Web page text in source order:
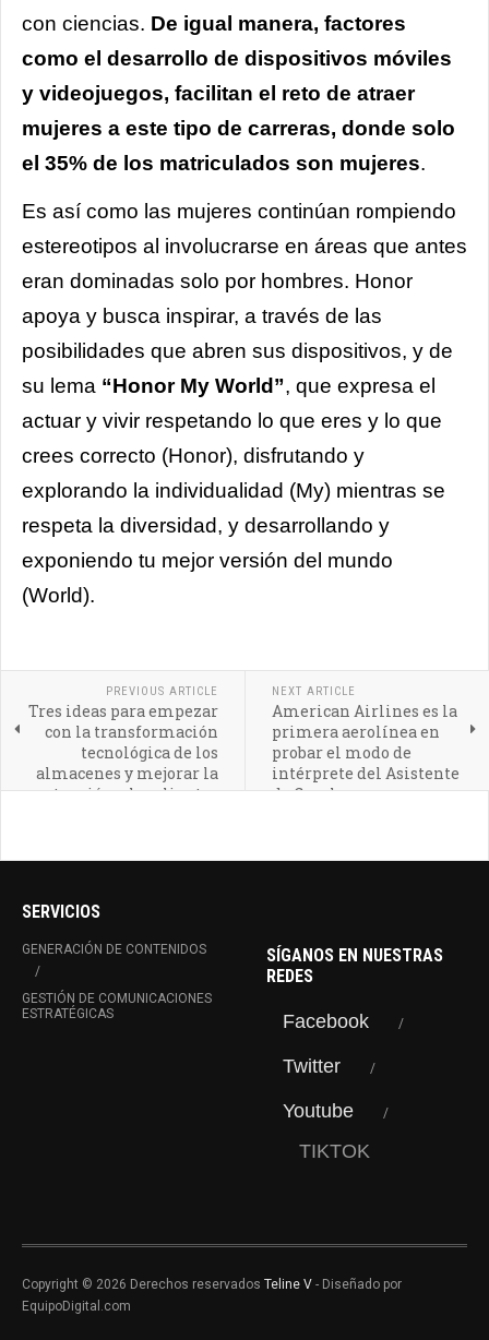
con ciencias. De igual manera, factores
como el desarrollo de dispositivos móviles
y videojuegos, facilitan el reto de atraer
mujeres a este tipo de carreras, donde solo
el 35% de los matriculados son mujeres.
Es así como las mujeres continúan rompiendo
estereotipos al involucrarse en áreas que antes
eran dominadas solo por hombres. Honor
apoya y busca inspirar, a través de las
posibilidades que abren sus dispositivos, y de
su lema “Honor My World”, que expresa el
actuar y vivir respetando lo que eres y lo que
crees correcto (Honor), disfrutando y
explorando la individualidad (My) mientras se
respeta la diversidad, y desarrollando y
exponiendo tu mejor versión del mundo
(World).
PREVIOUS ARTICLE
Tres ideas para empezar
con la transformación
tecnológica de los
almacenes y mejorar la
atención a los clientes
NEXT ARTICLE
American Airlines es la
primera aerolínea en
probar el modo de
intérprete del Asistente
de Google
SERVICIOS
GENERACIÓN DE CONTENIDOS
GESTIÓN DE COMUNICACIONES
ESTRATÉGICAS
SÍGANOS EN NUESTRAS
REDES
Facebook
Twitter
Youtube
TIKTOK
Copyright © 2026 Derechos reservados Teline V - Diseñado por
EquipoDigital.com